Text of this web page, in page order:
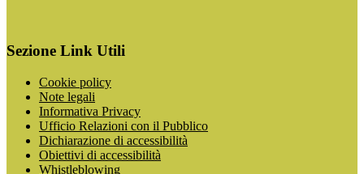
Sezione Link Utili
Cookie policy
Note legali
Informativa Privacy
Ufficio Relazioni con il Pubblico
Dichiarazione di accessibilità
Obiettivi di accessibilità
Whistleblowing